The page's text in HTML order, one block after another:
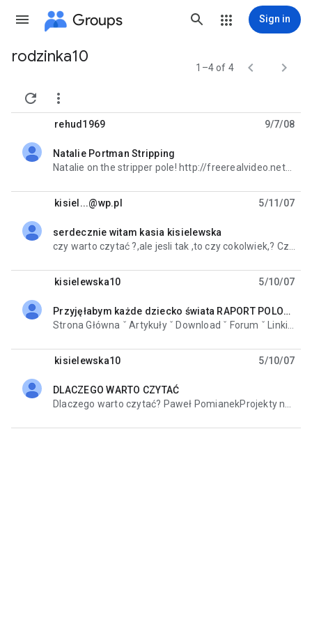
Groups Sign in
Group
rodzinka10
1–4 of 4 



rehud1969 9/7/08
Natalie Portman Stripping
Natalie on the stripper pole! http://freerealvideo.net/video.html?video=20376
unread,
kisiel...@wp.pl 5/11/07
serdecznie witam kasia kisielewska
unread,
kisielewska10 5/10/07
Przyjęłabym każde dziecko świata RAPORT POLOŻNEJ Z OŚWIĘCIMIA
unread,
kisielewska10 5/10/07
DLACZEGO WARTO CZYTAĆ
unread,